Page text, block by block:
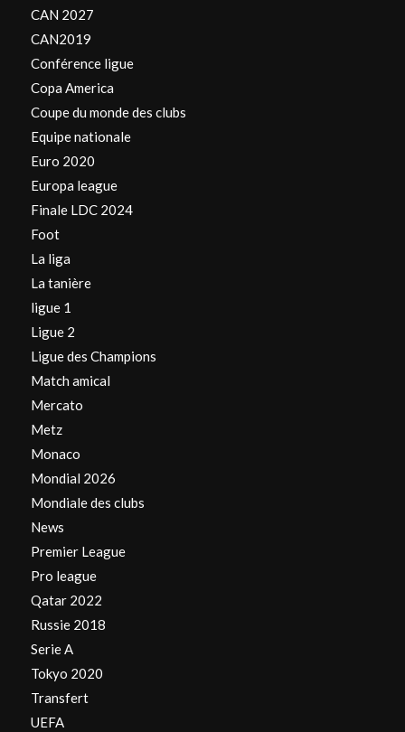
CAN 2027
CAN2019
Conférence ligue
Copa America
Coupe du monde des clubs
Equipe nationale
Euro 2020
Europa league
Finale LDC 2024
Foot
La liga
La tanière
ligue 1
Ligue 2
Ligue des Champions
Match amical
Mercato
Metz
Monaco
Mondial 2026
Mondiale des clubs
News
Premier League
Pro league
Qatar 2022
Russie 2018
Serie A
Tokyo 2020
Transfert
UEFA